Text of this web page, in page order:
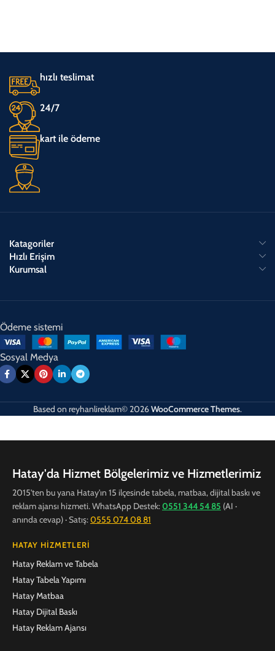
hızlı teslimat
24/7
kart ile ödeme
Katagoriler
Hızlı Erişim
Kurumsal
Ödeme sistemi
Sosyal Medya
Based on reyhanlireklam© 2026WooCommerce Themes.
Hatay'da Hizmet Bölgelerimiz ve Hizmetlerimiz
2015'ten bu yana Hatay'ın 15 ilçesinde tabela, matbaa, dijital baskı ve
reklam ajansı hizmeti. WhatsApp Destek:0551 344 54 85 (AI ·
anında cevap) · Satış:0555 074 08 81
HATAY HIZMETLERI
Hatay Reklam ve Tabela
Hatay Tabela Yapımı
Hatay Matbaa
Hatay Dijital Baskı
Hatay Reklam Ajansı